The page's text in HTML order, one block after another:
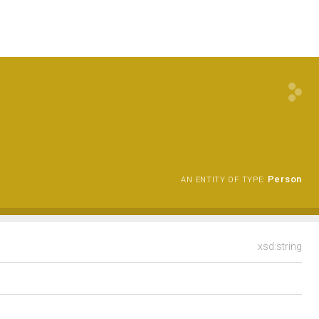
AN ENTITY OF TYPE: Person
xsd:string